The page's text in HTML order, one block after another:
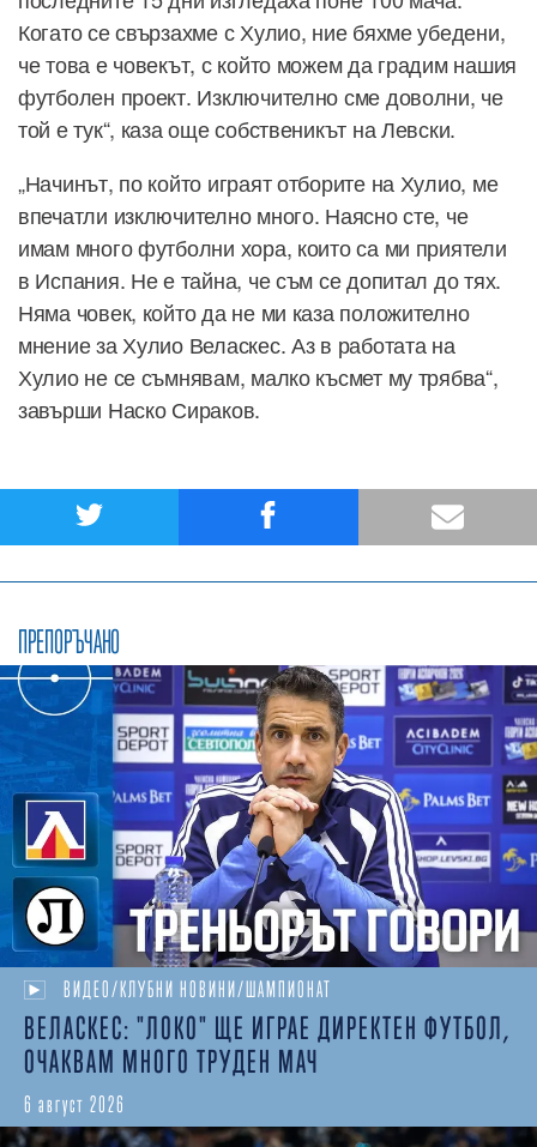
Когато се свързахме с Хулио, ние бяхме убедени,
че това е човекът, с който можем да градим нашия
футболен проект. Изключително сме доволни, че
той е тук“, каза още собственикът на Левски.
„Начинът, по който играят отборите на Хулио, ме
впечатли изключително много. Наясно сте, че
имам много футболни хора, които са ми приятели
в Испания. Не е тайна, че съм се допитал до тях.
Няма човек, който да не ми каза положително
мнение за Хулио Веласкес. Аз в работата на
Хулио не се съмнявам, малко късмет му трябва“,
завърши Наско Сираков.
ПРЕПОРЪЧАНО
ВИДЕО/КЛУБНИ НОВИНИ/ШАМПИОНАТ
ВЕЛАСКЕС: "ЛОКО" ЩЕ ИГРАЕ ДИРЕКТЕН ФУТБОЛ,
ОЧАКВАМ МНОГО ТРУДЕН МАЧ
6 август 2026